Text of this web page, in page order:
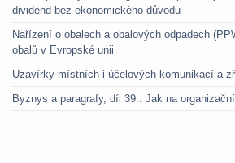
dividend bez ekonomického důvodu
Nařízení o obalech a obalových odpadech
obalů v Evropské unii
Uzavírky místních i účelových komunikací a
Byznys a paragrafy, díl 39.: Jak na